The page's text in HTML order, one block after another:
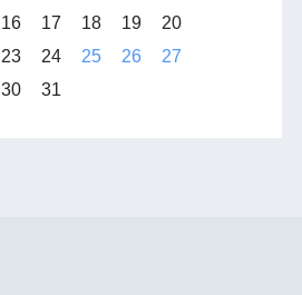
16 17 18 19
20
23 24 25 26
27
30
31